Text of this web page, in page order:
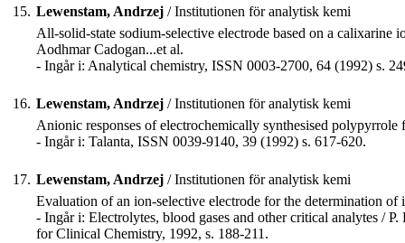
15. Lewenstam, Andrzej / Institutionen för analytisk kemi
All-solid-state sodium-selective electrode based on a
Aodhmar Cadogan...et al.
- Ingår i: Analytical chemistry, ISSN 0003-2700, 64 (1992) s.
16. Lewenstam, Andrzej / Institutionen för analytisk kemi
Anionic responses of electrochemically synthesised
- Ingår i: Talanta, ISSN 0039-9140, 39 (1992) s. 617-620.
17. Lewenstam, Andrzej / Institutionen för analytisk kemi
Evaluation of an ion-selective electrode for the determination
- Ingår i: Electrolytes, blood gases and other critical analytes /
for Clinical Chemistry, 1992, s. 188-211.